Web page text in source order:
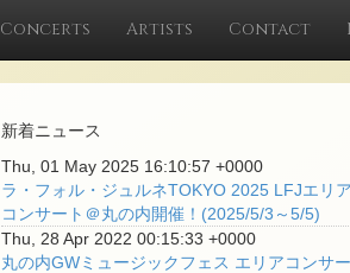
Concerts Artists Contact
新着ニュース
Thu, 01 May 2025 16:10:57 +0000
ラ・フォル・ジュルネTOKYO 2025 LFJエリア
コンサート＠丸の内開催！(2025/5/3～5/5)
Thu, 28 Apr 2022 00:15:33 +0000
丸の内GWミュージックフェス エリアコンサー